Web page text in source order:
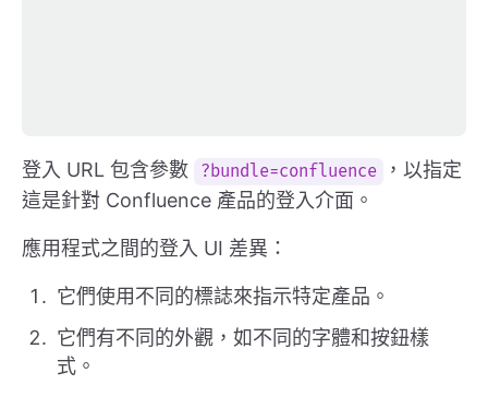
登入 URL 包含參數 ?bundle=confluence
，以指定
這是針對 Confluence 產品的登入介面。
應用程式之間的登入 UI 差異：
它們使用不同的標誌來指示特定產品。
它們有不同的外觀，如不同的字體和按鈕樣
式。